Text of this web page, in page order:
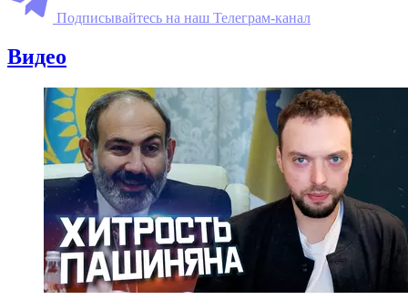
Подписывайтесь на наш Телеграм-канал
Видео